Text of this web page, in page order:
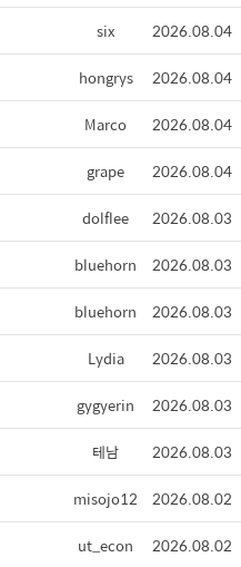
six 2026.08.04
hongrys 2026.08.04
Marco 2026.08.04
grape 2026.08.04
dolflee 2026.08.03
bluehorn 2026.08.03
bluehorn 2026.08.03
Lydia 2026.08.03
gygyerin 2026.08.03
테남 2026.08.03
misojo12 2026.08.02
ut_econ 2026.08.02